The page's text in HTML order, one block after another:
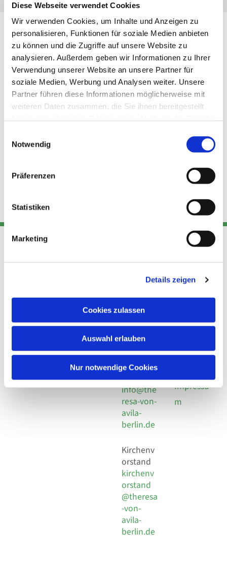
Diese Webseite verwendet Cookies
Wir verwenden Cookies, um Inhalte und Anzeigen zu
personalisieren, Funktionen für soziale Medien anbieten
zu können und die Zugriffe auf unsere Website zu
analysieren. Außerdem geben wir Informationen zu Ihrer
Verwendung unserer Website an unsere Partner für
soziale Medien, Werbung und Analysen weiter. Unsere
Partner führen diese Informationen möglicherweise mit
weiteren Daten zusammen, die Sie ihnen bereitgestellt
Notwendig
Präferenzen
Statistiken
Marketing
Details zeigen
Cookies zulassen
Auswahl erlauben
Nur notwendige Cookies
Adresse
Kirchengemeinde Pfarrei
Hl. Theresa von Avila Berlin
Nordost
Leitender Pfarrer - Norbert
Pomplun
Behaimstr. 39
Kont
Telefon
+49 30
Fax +49
30 924 54
18
E-Mail
info@the
resa-von-
avila-
berlin.de
Kirchenv
orstand
kirchenv
orstand
@theresa
-von-
avila-
berlin.de
Links
Datensch
Social
Impressu
m